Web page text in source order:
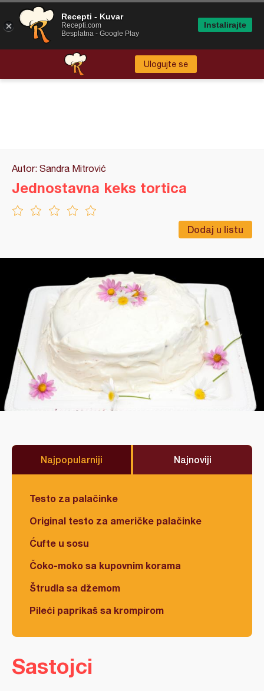
Ulogujte se
Autor: Sandra Mitrović
Dodaj u listu
Jednostavna keks tortica
Najpopularniji Najnoviji
Testo za palačinke
Original testo za američke palačinke
Ćufte u sosu
Čoko-moko sa kupovnim korama
Štrudla sa džemom
Pileći paprikaš sa krompirom
Sastojci
Recepti - Kuvar
Recepti.com
Besplatna - Google Play
Instalirajte